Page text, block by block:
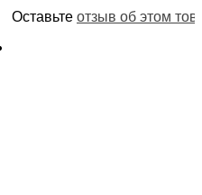
Оставьте отзыв об этом